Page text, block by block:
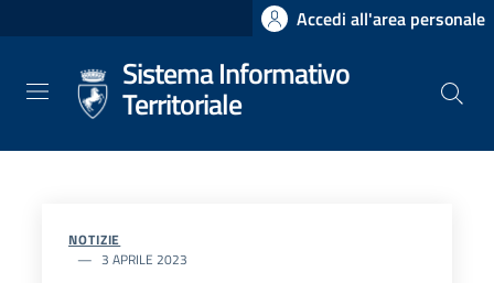
al
principale
Accedi all'area personale
Sistema Informativo
Territoriale
NOTIZIE
3 APRILE 2023